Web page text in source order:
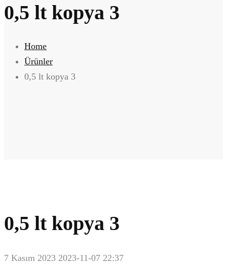
0,5 lt kopya 3
Home
Ürünler
0,5 lt kopya 3
0,5 lt kopya 3
7 Kasım 2023 2023-11-07 22:37